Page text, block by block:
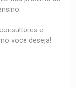
e
você deseja!